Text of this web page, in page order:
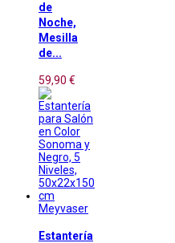
de
Noche,
Mesilla
de...
59,90 €
Meyvaser
Estantería